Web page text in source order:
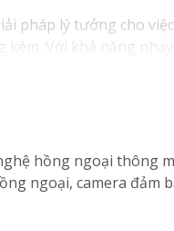
pháp lý tưởng cho
kém. Với khả năng
chọn phù hợp cho
hồng ngoại thông
ngoại, camera